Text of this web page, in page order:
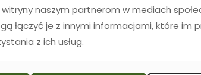
szklany z
naszym partnerom w mediach
łączyć je z innymi informacjami, które im
z ich usług.